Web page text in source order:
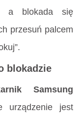
a blokada się
przesuń palcem
blokadzie
Samsung
urządzenie jest